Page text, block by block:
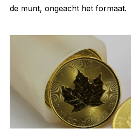
de munt, ongeacht het formaat.